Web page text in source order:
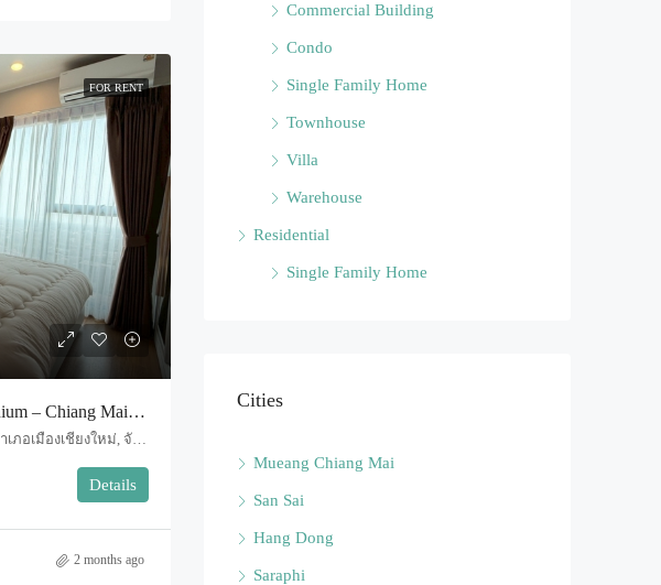
FOR RENT
Arise Charoen Mueang Condominium – Chiang Mai (Code : R3981)
ถนนเจริญเมือง, หนองป่าครั่ง, ฟ้าฮ่าม, อำเภอเมืองเชียงใหม่, จังหวัดเชียงใหม่, 50000, ประเทศไทย, Chiang Mai, Mueang Chiang Mai, Tha Sala
Details
2 months ago
Commercial Building
Condo
Single Family Home
Townhouse
Villa
Warehouse
Residential
Single Family Home
Cities
Mueang Chiang Mai
San Sai
Hang Dong
Saraphi